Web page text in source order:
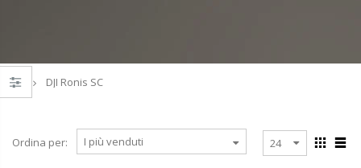
Homepage
DJI Ronis SC
Ordina per: